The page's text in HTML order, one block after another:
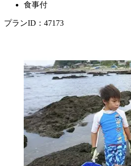
食事付
プランID：47173